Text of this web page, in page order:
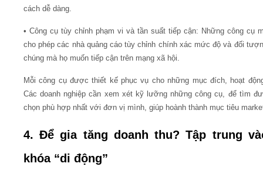
cách dễ dàng.
• Công cụ tùy chỉnh phạm vi và tần suất tiếp cận: Những công cụ
cho phép các nhà quảng cáo tùy chỉnh chính xác mức độ và đối
chúng mà họ muốn tiếp cận trên mạng xã hội.
Mỗi công cụ được thiết kế phục vụ cho những mục đích, hoạt
Các doanh nghiệp cần xem xét kỹ lưỡng những công cụ, để tìm
chọn phù hợp nhất với đơn vị mình, giúp hoành thành mục tiêu
4. Để gia tăng doanh thu? Tập trung
khóa “di động”